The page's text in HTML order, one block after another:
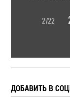
2722
ДОБАВИТЬ В